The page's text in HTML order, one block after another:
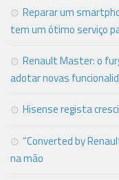
Reparar um
tem um ótimo serviço
Renault Master: o
adotar novas
Hisense regista
“Converted by
na mão